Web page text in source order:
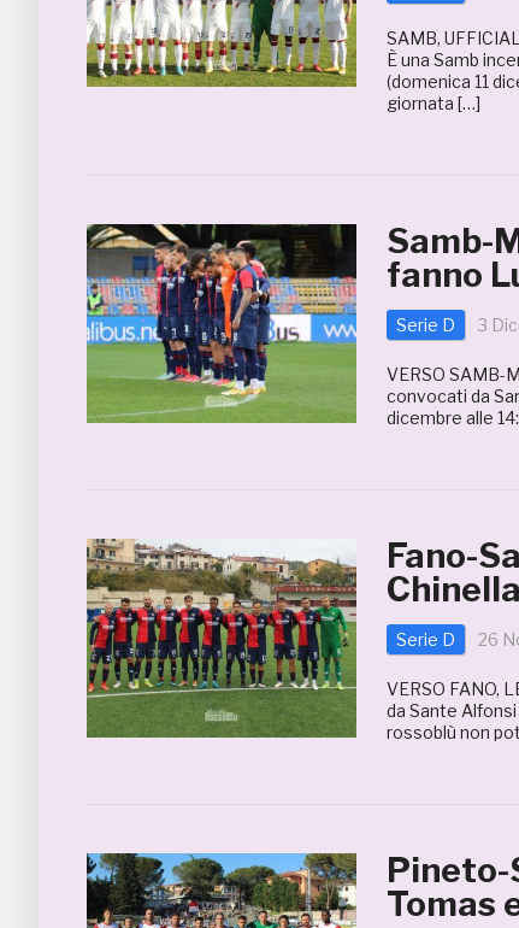
SAMB,
È una Samb
(domenica 11
giornata […]
Samb-
fanno
Serie D 3
VERSO SAMB-
convocati da
dicembre alle
Fano-
Serie D 26
VERSO FANO,
da Sante
rossoblù non
Pineto-
Tomas